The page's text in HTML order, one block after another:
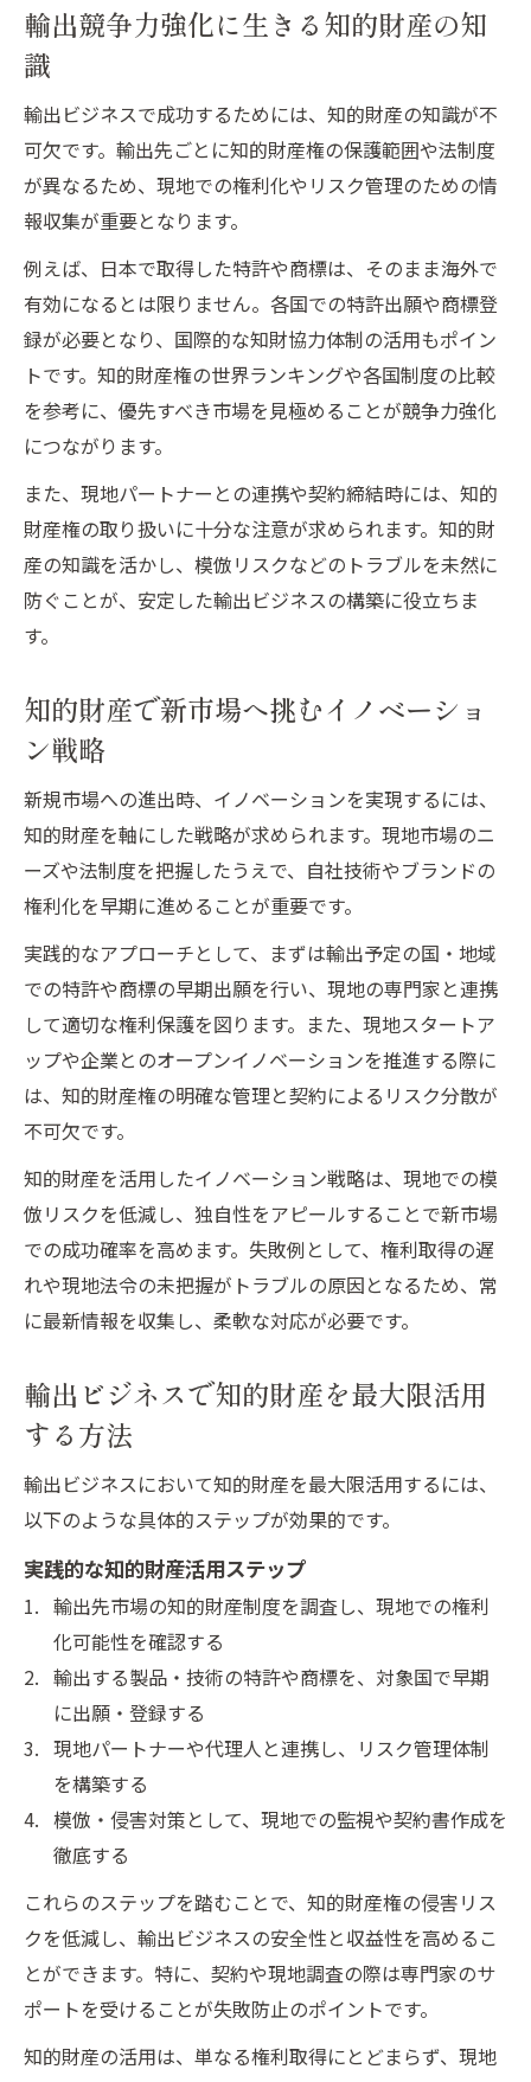
海外で価値を高める知的財産活用の秘訣
法
知的財産の認識が海外展開の成果を左右す
る
イノベーションを支える知的財産の海外活
イノベーションを守る知的財産の世界観とは
イノベーション保護に役立つ知的財産の特
徴
知的財産がグローバル競争の優位性を生む
理由
輸出市場で知的財産の価値を高める視点
知的財産の世界ランキングとイノベーショ
解
輸出先で知的財産を活かす実践ポイント
輸出先で知的財産を守るための重要ポイン
ト
イノベーション輸出時に知的財産を活用す
る方法
各国で変わる知的財産の扱いと輸出戦略
知的財産権は日本だけに有効ですかの疑問
解消
海外輸出で知的財産リスクを最小限に抑え
る方法
輸出競争力強化に生きる知的財産の知
識
輸出ビジネスで成功するためには、知的財産の知識が不
可欠です。輸出先ごとに知的財産権の保護範囲や法制度
が異なるため、現地での権利化やリスク管理のための情
報収集が重要となります。
例えば、日本で取得した特許や商標は、そのまま海外で
有効になるとは限りません。各国での特許出願や商標登
録が必要となり、国際的な知財協力体制の活用もポイン
トです。知的財産権の世界ランキングや各国制度の比較
を参考に、優先すべき市場を見極めることが競争力強化
につながります。
また、現地パートナーとの連携や契約締結時には、知的
財産権の取り扱いに十分な注意が求められます。知的財
産の知識を活かし、模倣リスクなどのトラブルを未然に
防ぐことが、安定した輸出ビジネスの構築に役立ちま
す。
知的財産で新市場へ挑むイノベーショ
ン戦略
新規市場への進出時、イノベーションを実現するには、
知的財産を軸にした戦略が求められます。現地市場のニ
ーズや法制度を把握したうえで、自社技術やブランドの
権利化を早期に進めることが重要です。
実践的なアプローチとして、まずは輸出予定の国・地域
での特許や商標の早期出願を行い、現地の専門家と連携
して適切な権利保護を図ります。また、現地スタートア
ップや企業とのオープンイノベーションを推進する際に
は、知的財産権の明確な管理と契約によるリスク分散が
不可欠です。
知的財産を活用したイノベーション戦略は、現地での模
倣リスクを低減し、独自性をアピールすることで新市場
での成功確率を高めます。失敗例として、権利取得の遅
れや現地法令の未把握がトラブルの原因となるため、常
に最新情報を収集し、柔軟な対応が必要です。
輸出ビジネスで知的財産を最大限活用
する方法
輸出ビジネスにおいて知的財産を最大限活用するには、
以下のような具体的ステップが効果的です。
実践的な知的財産活用ステップ
輸出先市場の知的財産制度を調査し、現地での権利
化可能性を確認する
輸出する製品・技術の特許や商標を、対象国で早期
に出願・登録する
現地パートナーや代理人と連携し、リスク管理体制
を構築する
模倣・侵害対策として、現地での監視や契約書作成を
徹底する
これらのステップを踏むことで、知的財産権の侵害リス
クを低減し、輸出ビジネスの安全性と収益性を高めるこ
とができます。特に、契約や現地調査の際は専門家のサ
ポートを受けることが失敗防止のポイントです。
知的財産の活用は、単なる権利取得にとどまらず、現地